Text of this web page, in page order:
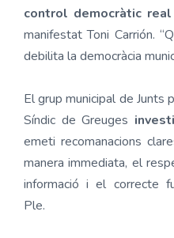
control democràtic
manifestat Toni Carrión.
debilita la democràcia
El grup municipal de
Síndic de Greuges
emeti recomanacions
manera immediata, el
informació i el correcte
Ple.